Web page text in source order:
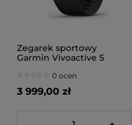
Zegarek sportowy
Garmin Vivoactive 5
0 ocen
3 999,00 zł